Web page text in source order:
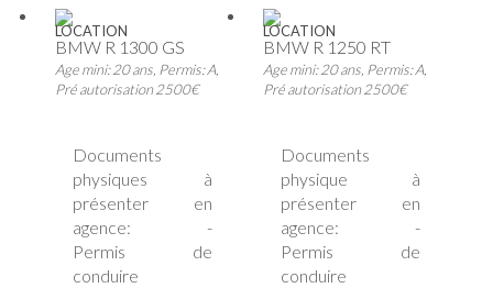
LOCATION
BMW R 1300 GS
Age mini: 20 ans, Permis: A,
Pré autorisation 2500€
Documents
physiques à
présenter en
agence: -
Permis de
conduire
LOCATION
BMW R 1250 RT
Age mini: 20 ans, Permis: A,
Pré autorisation 2500€
Documents
physique à
présenter en
agence: -
Permis de
conduire